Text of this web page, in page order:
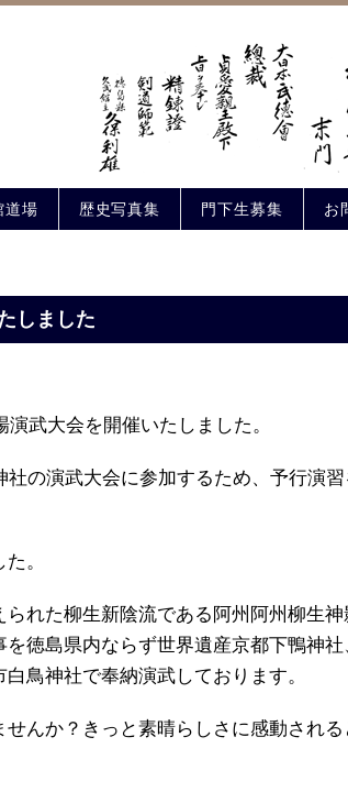
道場 歴史写真集 門下生募集 お
しました
武大会を開催いたしました。
の演武大会に参加するため、予行演習
。
れた柳生新陰流である阿州阿州柳生
徳島県内ならず世界遺産京都下鴨神社
鳥神社で奉納演武しております。
んか？きっと素晴らしさに感動される